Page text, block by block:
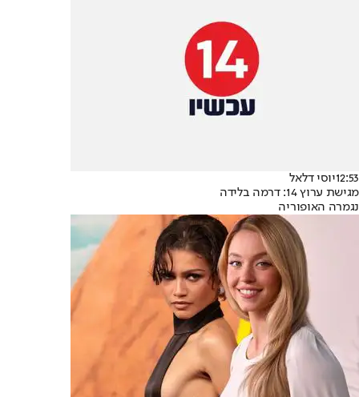
12:53יוסי דלאל
מגישת ערוץ 14: דרמה בלידה
נגמרה האופוריה